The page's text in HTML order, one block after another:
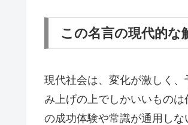
この名言の現代的な
現代社会は、変化が激しく
み上げの上でしかいいもの
の成功体験や常識が通用し